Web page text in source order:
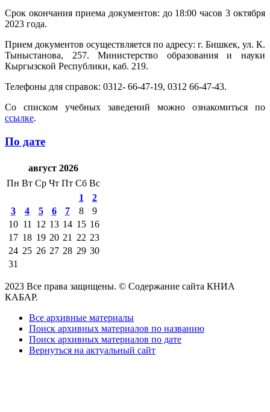
Срок окончания приема документов: до 18:00 часов 3 октября
2023 года.
Прием документов осуществляется по адресу: г. Бишкек, ул. К.
Тыныстанова, 257. Министерство образования и науки
Кыргызской Республики, каб. 219.
Телефоны для справок: 0312- 66-47-19, 0312 66-47-43.
Со списком учебных заведений можно ознакомиться по
ссылке.
По дате
август 2026
Пн Вт Ср Чт Пт Сб Вс
1
2
3
4 5 6 7 8
9
10 11 12 13 14 15 16
17 18 19 20 21 22 23
24 25 26 27 28 29 30
31
2023 Все права защищены. © Содержание сайта КНИА
КАБАР.
Все архивные материалы
Поиск архивных материалов по названию
Поиск архивных материалов по дате
Вернуться на актуальный сайт